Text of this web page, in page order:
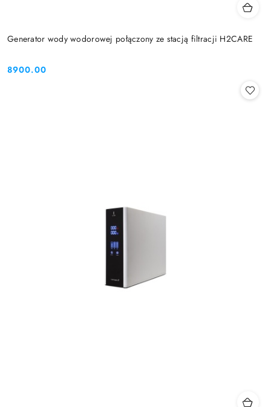
Generator wody wodorowej połączony ze stacją filtracji H2CARE
Cena:
8900.00